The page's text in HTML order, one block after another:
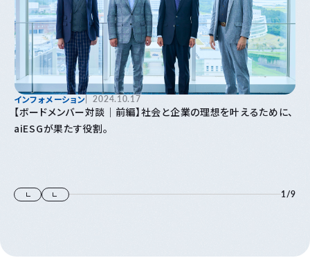
インフォメーション 2024.10.17
【ボードメンバー対談｜前編】社会と企業の理想を叶えるために、
aiESGが果たす役割。
1/9